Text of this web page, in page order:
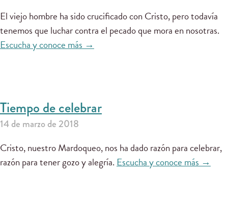
El viejo hombre ha sido crucificado con Cristo, pero todavía
tenemos que luchar contra el pecado que mora en nosotras.
Escucha y conoce más →
Tiempo de celebrar
14 de marzo de 2018
Cristo, nuestro Mardoqueo, nos ha dado razón para celebrar,
razón para tener gozo y alegría. Escucha y conoce más →